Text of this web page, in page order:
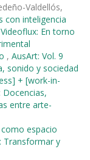
Valdellós,
con inteligencia
En torno
, AusArt: Vol. 9
sonido y sociedad
+ [work-in-
Docencias,
entre arte-
espacio
Transformar y